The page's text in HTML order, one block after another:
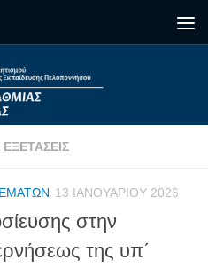
13 ΙΑΝΟΥΑΡΊΟΥ 2026
στην
της υπ΄